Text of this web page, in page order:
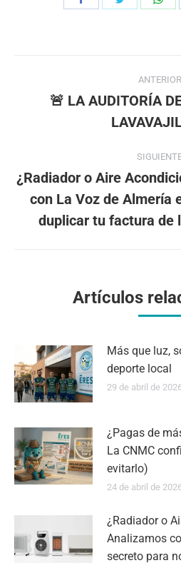
Navegación
entre
publicaciones
ANTERIOR
🚨 LA AUDITORÍA
¿Radiador o Aire
con La Voz de Almería
duplicar tu factura de
Artículos
Más que luz,
deporte local
29 de abril de
¿Pagas de
La CNMC
evitarlo)
24 de abril de
¿Radiador o
Analizamos
secreto para